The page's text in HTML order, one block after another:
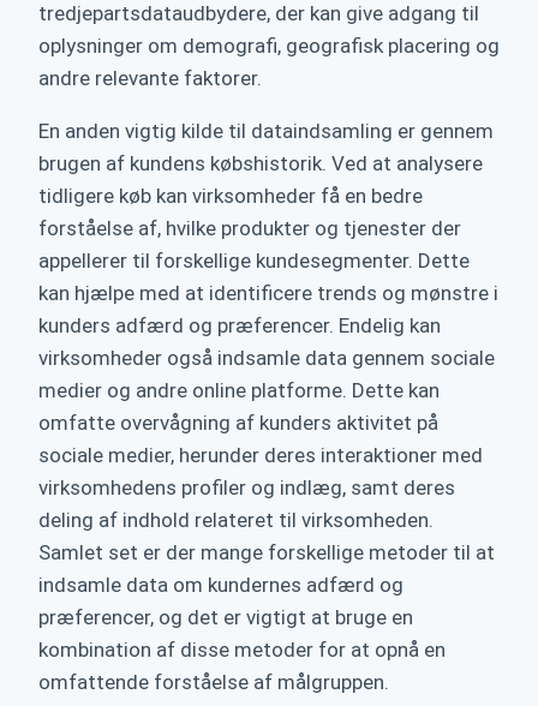
tredjepartsdataudbydere, der kan give adgang til
oplysninger om demografi, geografisk placering og
andre relevante faktorer.
En anden vigtig kilde til dataindsamling er gennem
brugen af kundens købshistorik. Ved at analysere
tidligere køb kan virksomheder få en bedre
forståelse af, hvilke produkter og tjenester der
appellerer til forskellige kundesegmenter. Dette
kan hjælpe med at identificere trends og mønstre i
kunders adfærd og præferencer. Endelig kan
virksomheder også indsamle data gennem sociale
medier og andre online platforme. Dette kan
omfatte overvågning af kunders aktivitet på
sociale medier, herunder deres interaktioner med
virksomhedens profiler og indlæg, samt deres
deling af indhold relateret til virksomheden.
Samlet set er der mange forskellige metoder til at
indsamle data om kundernes adfærd og
præferencer, og det er vigtigt at bruge en
kombination af disse metoder for at opnå en
omfattende forståelse af målgruppen.